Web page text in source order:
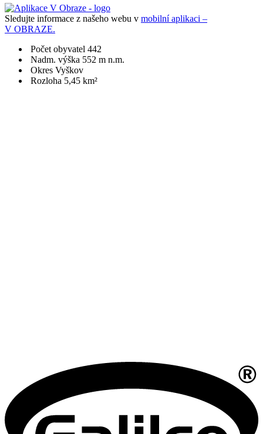
Sledujte informace z našeho webu v mobilní aplikaci –
V OBRAZE.
Počet obyvatel 442
Nadm. výška 552 m n.m.
Okres Vyškov
Rozloha 5,45 km²